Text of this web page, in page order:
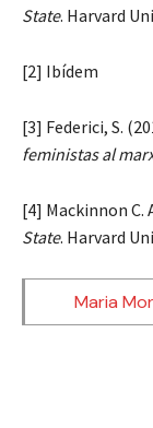
State. Harvard
[2] Ibídem
[3] Federici, S.
feministas al
[4] Mackinnon C.
State. Harvard
Maria